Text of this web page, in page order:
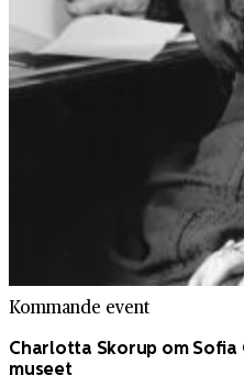
Kommande event
Charlotta Skorup om Sofia
museet